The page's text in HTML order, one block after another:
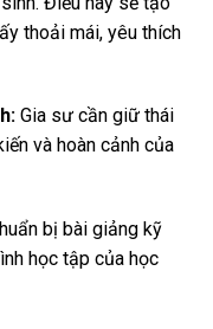
thoải mái, yêu thích
Gia sư cần giữ thái
và hoàn cảnh của
bị bài giảng kỹ
học tập của học